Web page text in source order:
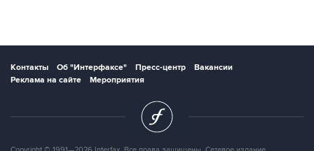
Контакты Об "Интерфаксе" Пресс-центр
Вакансии
Реклама на сайте
Мероприятия